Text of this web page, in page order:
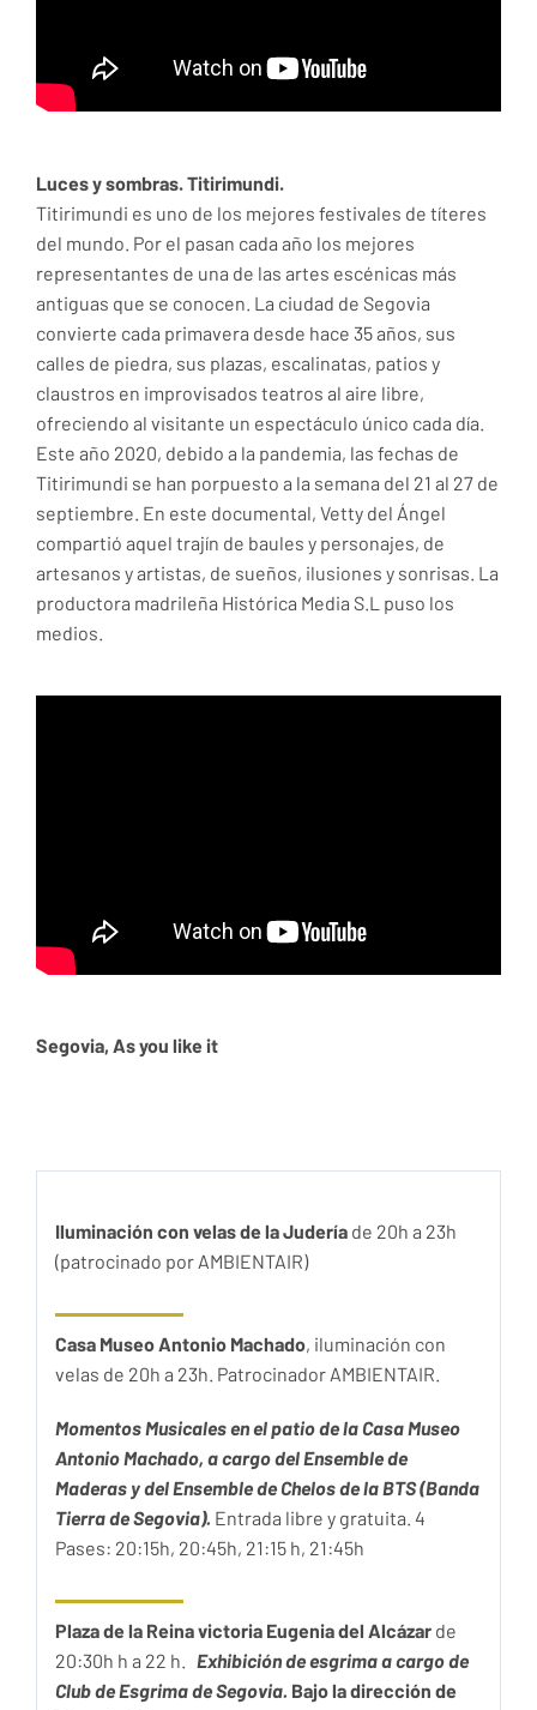
Luces y sombras. Titirimundi.
Titirimundi es uno de los mejores festivales de títeres
del mundo. Por el pasan cada año los mejores
representantes de una de las artes escénicas más
antiguas que se conocen. La ciudad de Segovia
convierte cada primavera desde hace 35 años, sus
calles de piedra, sus plazas, escalinatas, patios y
claustros en improvisados teatros al aire libre,
ofreciendo al visitante un espectáculo único cada día.
Este año 2020, debido a la pandemia, las fechas de
Titirimundi se han porpuesto a la semana del 21 al 27 de
septiembre. En este documental, Vetty del Ángel
compartió aquel trajín de baules y personajes, de
artesanos y artistas, de sueños, ilusiones y sonrisas. La
productora madrileña Histórica Media S.L puso los
medios.
Segovia, As you like it
Iluminación con velas de la Judería de 20h a 23h
(patrocinado por AMBIENTAIR)
Casa Museo Antonio Machado, iluminación con
velas de 20h a 23h. Patrocinador AMBIENTAIR.
Momentos Musicales en el patio de la Casa Museo
Antonio Machado, a cargo del Ensemble de
Maderas y del Ensemble de Chelos de la BTS (Banda
Tierra de Segovia). Entrada libre y gratuita. 4
Pases: 20:15h, 20:45h, 21:15 h, 21:45h
Plaza de la Reina victoria Eugenia del Alcázar de
20:30h h a 22 h. Exhibición de esgrima a cargo de
Club de Esgrima de Segovia. Bajo la dirección de